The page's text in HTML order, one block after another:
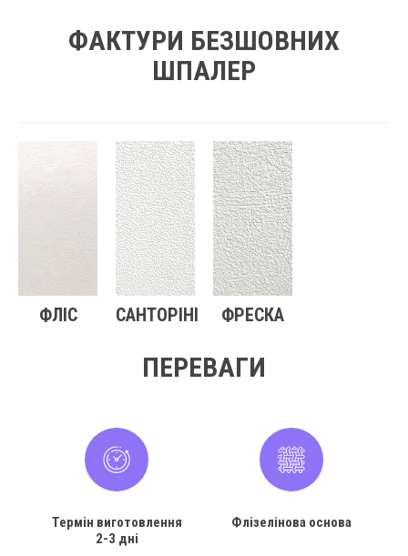
ФАКТУРИ БЕЗШОВНИХ
ШПАЛЕР
ФЛІС САНТОРІНІ ФРЕСКА
ПЕРЕВАГИ
Термін виготовлення
2-3 дні
Флізелінова основа